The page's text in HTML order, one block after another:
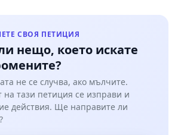
СВОЯ ПЕТИЦИЯ
нещо, което искате
не се случва, ако мълчите.
на тази петиция се изправи и
действия. Ще направите ли